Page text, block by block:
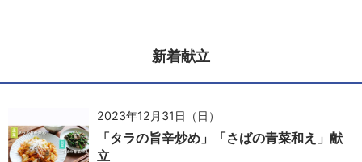
新着献立
2023年12月31日（日）
「タラの旨辛炒め」「さばの青菜和え」献
立